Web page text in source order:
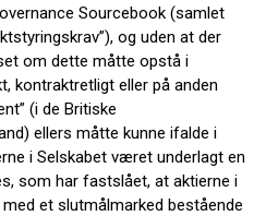
Sourcebook (samlet
og uden at der
om dette måtte opstå i
kontraktretligt eller på anden
(i de Britiske
ellers måtte kunne ifalde i
i Selskabet været underlagt en
som har fastslået, at aktierne i
et slutmålmarked bestående